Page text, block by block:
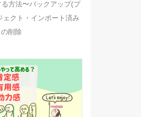
方法〜バックアップ(プ
ェクト・インポート済み
削除